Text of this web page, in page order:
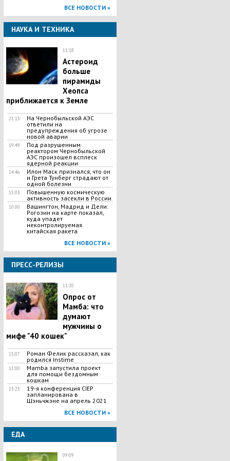
ВСЕ НОВОСТИ »
НАУКА И ТЕХНИКА
11:18
Астероид
больше
пирамиды
Хеопса
приближается к Земле
21:13
На Чернобыльской АЭС
ответили на
предупреждения об угрозе
новой аварии
19:49
Под разрушенным
реактором Чернобыльской
АЭС произошел всплеск
ядерной реакции
14:46
Илон Маск признался, что он
и Грета Тунберг страдают от
одной болезни
15:03
Повышенную космическую
активность засекли в России
10:00
Вашингтон, Мадрид и Дели:
Рогозин на карте показал,
куда упадет
неконтролируемая
китайская ракета
ВСЕ НОВОСТИ »
ПРЕСС-РЕЛИЗЫ
11:20
Опрос от
Мамба: что
думают
мужчины о
мифе "40 кошек"
13:07
Роман Фелик рассказал, как
родился Instime
11:00
Mamba запустила проект
для помощи бездомным
кошкам
13:23
19-я конференция CIEP
запланирована в
Шэньчжэне на апрель 2021
ВСЕ НОВОСТИ »
ЕДА
09:09